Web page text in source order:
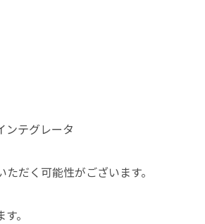
ンテグレータ
く可能性がございます。
。